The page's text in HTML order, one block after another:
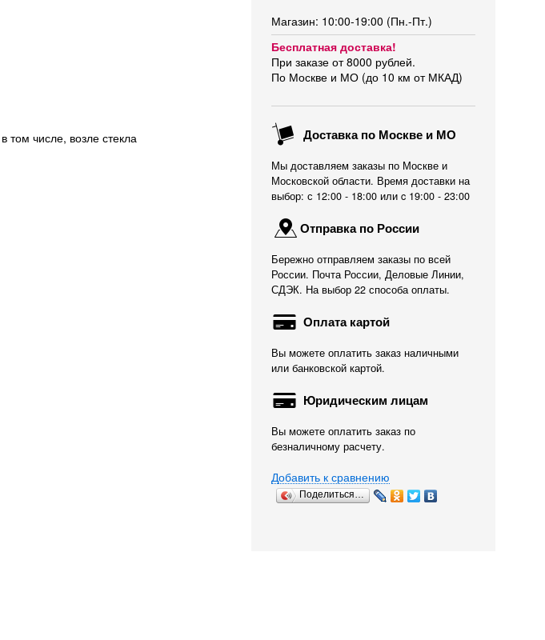
Магазин: 10:00-19:00 (Пн.-Пт.)
Бесплатная доставка!
При заказе от 8000 рублей.
По Москве и МО (до 10 км от МКАД)
Доставка по Москве и МО
Мы доставляем заказы по Москве и
Московской области. Время доставки на
выбор: с 12:00 - 18:00 или c 19:00 - 23:00
Отправка по России
Бережно отправляем заказы по всей
России. Почта России, Деловые Линии,
СДЭК. На выбор 22 способа оплаты.
Оплата картой
Вы можете оплатить заказ наличными
или банковской картой.
Юридическим лицам
Вы можете оплатить заказ по
безналичному расчету.
Добавить к сравнению
Поделиться…
том числе, возле стекла